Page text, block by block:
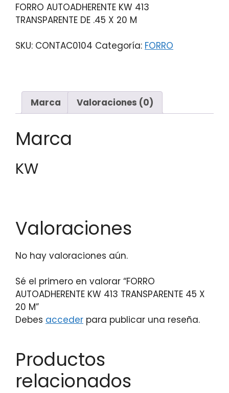
FORRO AUTOADHERENTE KW 413
TRANSPARENTE DE .45 X 20 M
SKU: CONTAC0104 Categoría: FORRO
Marca Valoraciones (0)
Marca
KW
Valoraciones
No hay valoraciones aún.
Sé el primero en valorar “FORRO
AUTOADHERENTE KW 413 TRANSPARENTE 45 X
20 M”
Debes acceder para publicar una reseña.
Productos
relacionados